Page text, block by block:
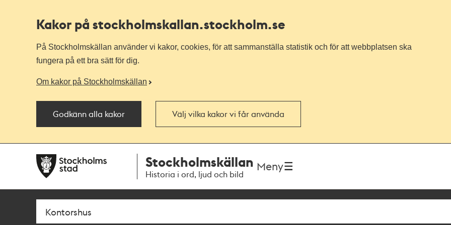
Kakor på stockholmskallan.stockholm.se
På Stockholmskällan använder vi kakor, cookies, för att sammanställa statistik och för att webbplatsen ska
fungera på ett bra sätt för dig.
Om kakor på Stockholmskällan
Godkänn alla kakor Välj vilka kakor vi får använda
navigationen
huvudinnehållet
Stockholmskällan
Historia i ord, ljud och bild
Meny
Sök